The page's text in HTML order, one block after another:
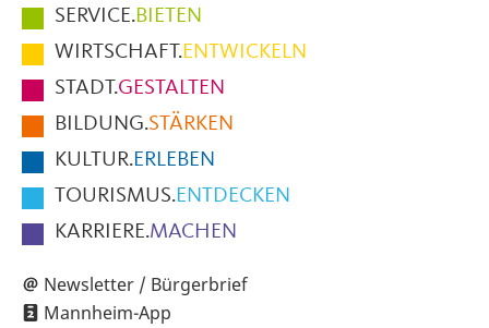
Hauptmenüpunkte
im
Fußbereich
der
Seite
SERVICE.BIETEN
WIRTSCHAFT.ENTWICKELN
STADT.GESTALTEN
BILDUNG.STÄRKEN
KULTUR.ERLEBEN
TOURISMUS.ENTDECKEN
KARRIERE.MACHEN
Newsletter / Bürgerbrief
Mannheim-App